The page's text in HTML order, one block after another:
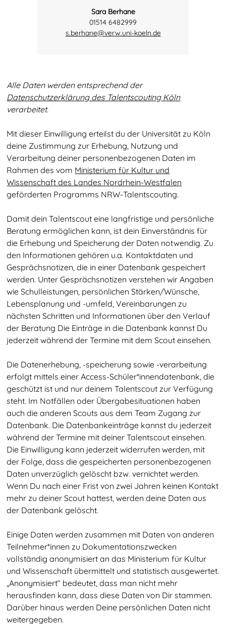
Talentscouting
Sara Berhane
01514 6482999
s.berhane@verw.uni-koeln.de
Alle Daten werden entsprechend der
Datenschutzerklärung des Talentscouting Köln
verarbeitet.
Mit dieser Einwilligung erteilst du der Universität zu Köln
deine Zustimmung zur Erhebung, Nutzung und
Verarbeitung deiner personenbezogenen Daten im
Rahmen des vom Ministerium für Kultur und
Wissenschaft des Landes Nordrhein-Westfalen
geförderten Programms NRW-Talentscouting.
Damit dein Talentscout eine langfristige und persönliche
Beratung ermöglichen kann, ist dein Einverständnis für
die Erhebung und Speicherung der Daten notwendig. Zu
den Informationen gehören u.a. Kontaktdaten und
Gesprächsnotizen, die in einer Datenbank gespeichert
werden. Unter Gesprächsnotizen verstehen wir Angaben
wie Schulleistungen, persönlichen Stärken/Wünsche,
Lebensplanung und -umfeld, Vereinbarungen zu
nächsten Schritten und Informationen über den Verlauf
der Beratung Die Einträge in die Datenbank kannst Du
jederzeit während der Termine mit dem Scout einsehen.
Die Datenerhebung, -speicherung sowie -verarbeitung
erfolgt mittels einer Access-Schüler*innendatenbank, die
geschützt ist und nur deinem Talentscout zur Verfügung
steht. Im Notfällen oder Übergabesituationen haben
auch die anderen Scouts aus dem Team Zugang zur
Datenbank. Die Datenbankeinträge kannst du jederzeit
während der Termine mit deiner Talentscout einsehen.
Die Einwilligung kann jederzeit widerrufen werden, mit
der Folge, dass die gespeicherten personenbezogenen
Daten unverzüglich gelöscht bzw. vernichtet werden.
Wenn Du nach einer Frist von zwei Jahren keinen Kontakt
mehr zu deiner Scout hattest, werden deine Daten aus
der Datenbank gelöscht.
Einige Daten werden zusammen mit Daten von anderen
Teilnehmer*innen zu Dokumentationszwecken
vollständig anonymisiert an das Ministerium für Kultur
und Wissenschaft übermittelt und statistisch ausgewertet.
„Anonymisiert“ bedeutet, dass man nicht mehr
herausfinden kann, dass diese Daten von Dir stammen.
Darüber hinaus werden Deine persönlichen Daten nicht
weitergegeben.